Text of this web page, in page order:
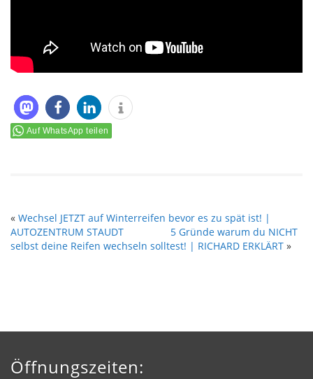
Auf WhatsApp teilen
« Wechsel JETZT auf Winterreifen bevor es zu spät ist! |
AUTOZENTRUM STAUDT
5 Gründe warum du NICHT
selbst deine Reifen wechseln solltest! | RICHARD ERKLÄRT »
Öffnungszeiten: